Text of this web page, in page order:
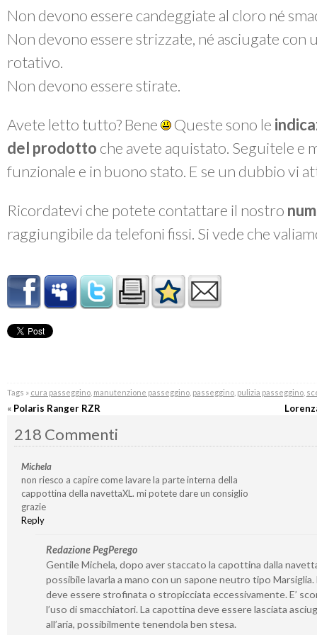
Non devono essere candeggiate al cloro né
Non devono essere strizzate, né asciugate con
rotativo.
Non devono essere stirate.
Avete letto tutto? Bene Queste sono le
del prodotto che avete aquistato. Seguitele
funzionale e in buono stato. E se un dubbio vi
Ricordatevi che potete contattare il nostro
raggiungibile da telefoni fissi. Si vede che
Tags » cura passeggino, manutenzione passeggino, passeggino, pulizia passeggino,
« Polaris Ranger RZR
218 Commenti
Michela
non riesco a capire come lavare la parte interna della
cappottina della navettaXL. mi potete dare un consiglio
grazie
Reply
Redazione PegPerego
Gentile Michela, dopo aver staccato la capottina dalla
possibile lavarla a mano con un sapone neutro tipo Marsiglia.
deve essere strofinata o stropicciata eccessivamente. E’
l’uso di smacchiatori. La capottina deve essere lasciata
all’aria, possibilmente tenendola ben stesa.